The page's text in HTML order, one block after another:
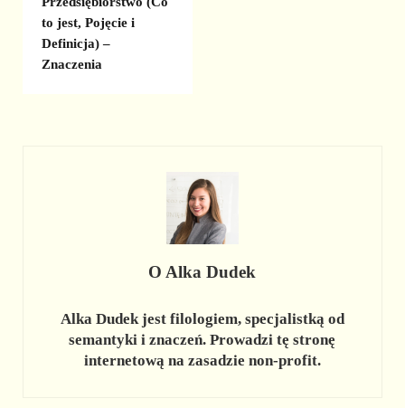
to jest, Pojęcie i
Definicja) –
Znaczenia
O Alka Dudek
Alka Dudek jest filologiem, specjalistką od
semantyki i znaczeń. Prowadzi tę stronę
internetową na zasadzie non-profit.